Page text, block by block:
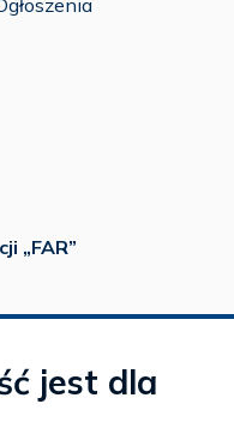
„FAR”
jest dla